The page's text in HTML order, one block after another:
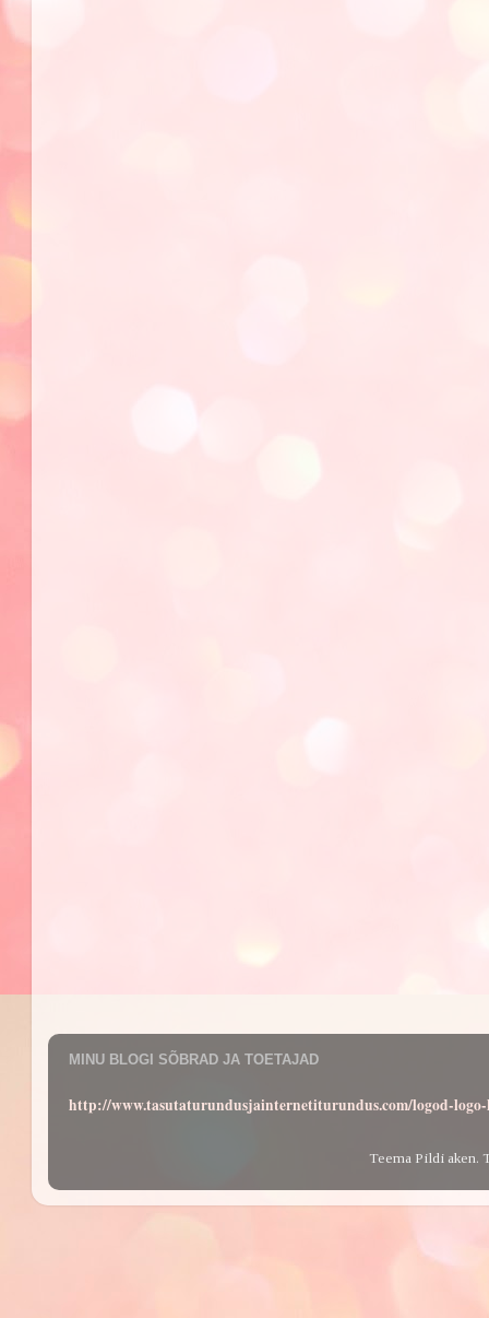
MINU BLOGI SÕBRAD JA TOETAJAD
http://www.tasutaturundusjainternetiturundus.com/logod-
Teema Pildi aken.